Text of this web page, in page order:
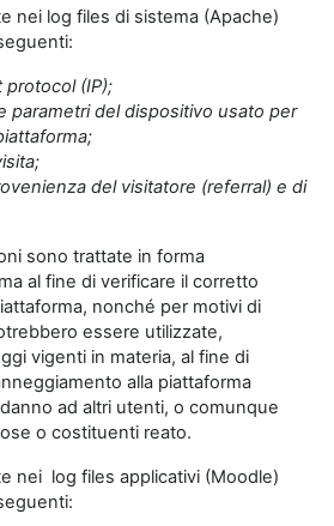
nei log files di sistema (Apache)
(IP);
parametri del dispositivo usato per
del visitatore (referral) e di
sono trattate in forma
al fine di verificare il corretto
nonché per motivi di
essere utilizzate,
vigenti in materia, al fine di
alla piattaforma
ad altri utenti, o comunque
o costituenti reato.
nei log files applicativi (Moodle)